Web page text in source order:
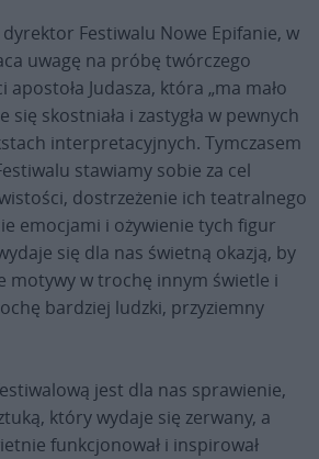
Festiwalu Nowe Epifanie, w
uwagę na próbę twórczego
Judasza, która „ma mało
się skostniała i zastygła w pewnych
interpretacyjnych. Tymczasem
stawiamy sobie za cel
dostrzeżenie ich teatralnego
emocjami i ożywienie tych figur
się dla nas świetną okazją, by
motywy w trochę innym świetle i
bardziej ludzki, przyziemny
jest dla nas sprawienie,
który wydaje się zerwany, a
funkcjonował i inspirował